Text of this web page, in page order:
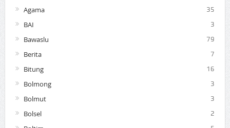
Agama 35
BAI 3
Bawaslu 79
Berita 7
Bitung 16
Bolmong 3
Bolmut 3
Bolsel 2